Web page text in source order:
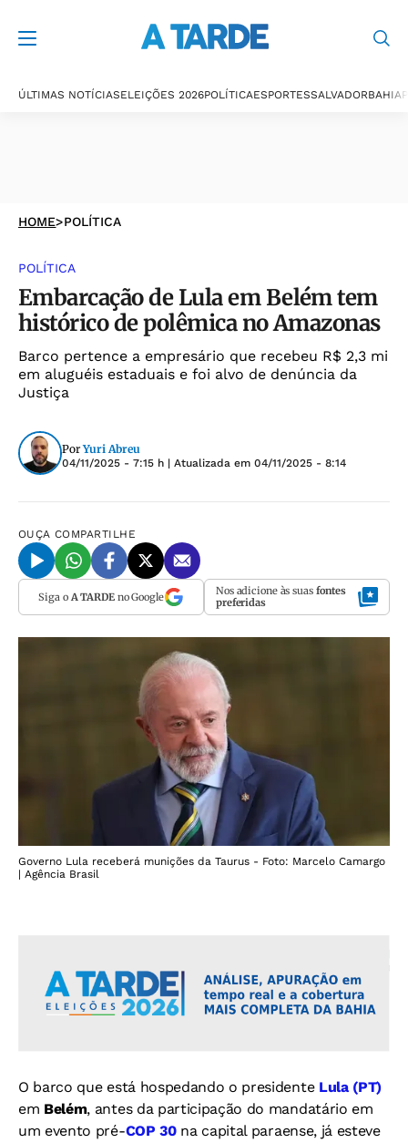
ÚLTIMAS NOTÍCIASELEIÇÕES 2026POLÍTICAESPORTESSALVADORBAHIA
HOME>POLÍTICA
POLÍTICA
Embarcação de Lula em Belém tem
histórico de polêmica no Amazonas
Barco pertence a empresário que recebeu R$ 2,3 mi
em aluguéis estaduais e foi alvo de denúncia da
Justiça
Por Yuri Abreu
04/11/2025 - 7:15 h | Atualizada em 04/11/2025 - 8:14
OUÇA COMPARTILHE
Siga o A TARDEno Google Nos adicione às suas fontes
preferidas
Governo Lula receberá munições da Taurus - Foto: Marcelo Camargo
| Agência Brasil
O barco que está hospedando o presidente Lula (PT)
em Belém, antes da participação do mandatário em
um evento pré-COP 30na capital paraense, já esteve